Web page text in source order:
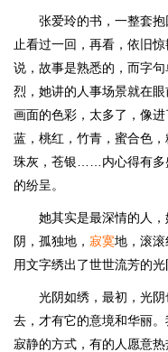
张爱玲的书，一整套
止看过一回，再看，依旧
说，故事是熟悉的，而字
烈，她讲的人事场景就在
画面的色彩，太多了，像
蓝，桃红，竹青，蜜合色
珠灰，苍银……内心得有多
的纷呈。
她其实是最深情的人
阴，孤独地， 寂寞地，滚
用文字绣出了世世流芳的光
光阴如绣，最初，光
去，才有它的意境和华丽
寂静的方式，有的人愿意